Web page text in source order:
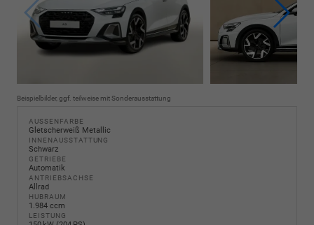
Beispielbilder, ggf. teilweise mit Sonderausstattung
AUSSENFARBE
Gletscherweiß Metallic
INNENAUSSTATTUNG
Schwarz
GETRIEBE
Automatik
ANTRIEBSACHSE
Allrad
HUBRAUM
1.984 ccm
LEISTUNG